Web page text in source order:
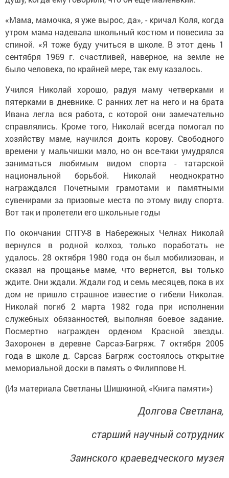
«Мама, мамочка, я уже вырос, да», - кричал Коля, когда
утром мама надевала школьный костюм и повесила за
спиной. «Я тоже буду учиться в школе. В этот день 1
сентября 1969 г. счастливей, наверное, на земле не
было человека, по крайней мере, так ему казалось.
Учился Николай хорошо, радуя маму четверками и
пятерками в дневнике. С ранних лет на него и на брата
Ивана легла вся работа, с которой они замечательно
справлялись. Кроме того, Николай всегда помогал по
хозяйству маме, научился доить корову. Свободного
времени у мальчишки мало, но он все-таки умудрялся
заниматься любимым видом спорта - татарской
национальной борьбой. Николай неоднократно
награждался Почетными грамотами и памятными
сувенирами за призовые места по этому виду спорта.
Вот так и пролетели его школьные годы
По окончании СПТУ-8 в Набережных Челнах Николай
вернулся в родной колхоз, только поработать не
удалось. 28 октября 1980 года он был мобилизован, и
сказал на прощанье маме, что вернется, вы только
ждите. Они ждали. Ждали год и семь месяцев, пока в их
дом не пришло страшное известие о гибели Николая.
Николай погиб 2 марта 1982 года при исполнении
служебных обязанностей, выполняя боевое задание.
Посмертно награжден орденом Красной звезды.
3ахоронен в деревне Сарсаз-Багряж. 7 октября 2005
года в школе д. Сарсаз Багряж состоялось открытие
мемориальной доски в память о Филиппове Н.
(Из материала Светланы Шишкиной, «Книга памяти»)
Долгова Светлана,
старший научный сотрудник
Заинского краеведческого музея